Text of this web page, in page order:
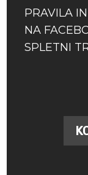
PRAVILA
NA
SPLETNI